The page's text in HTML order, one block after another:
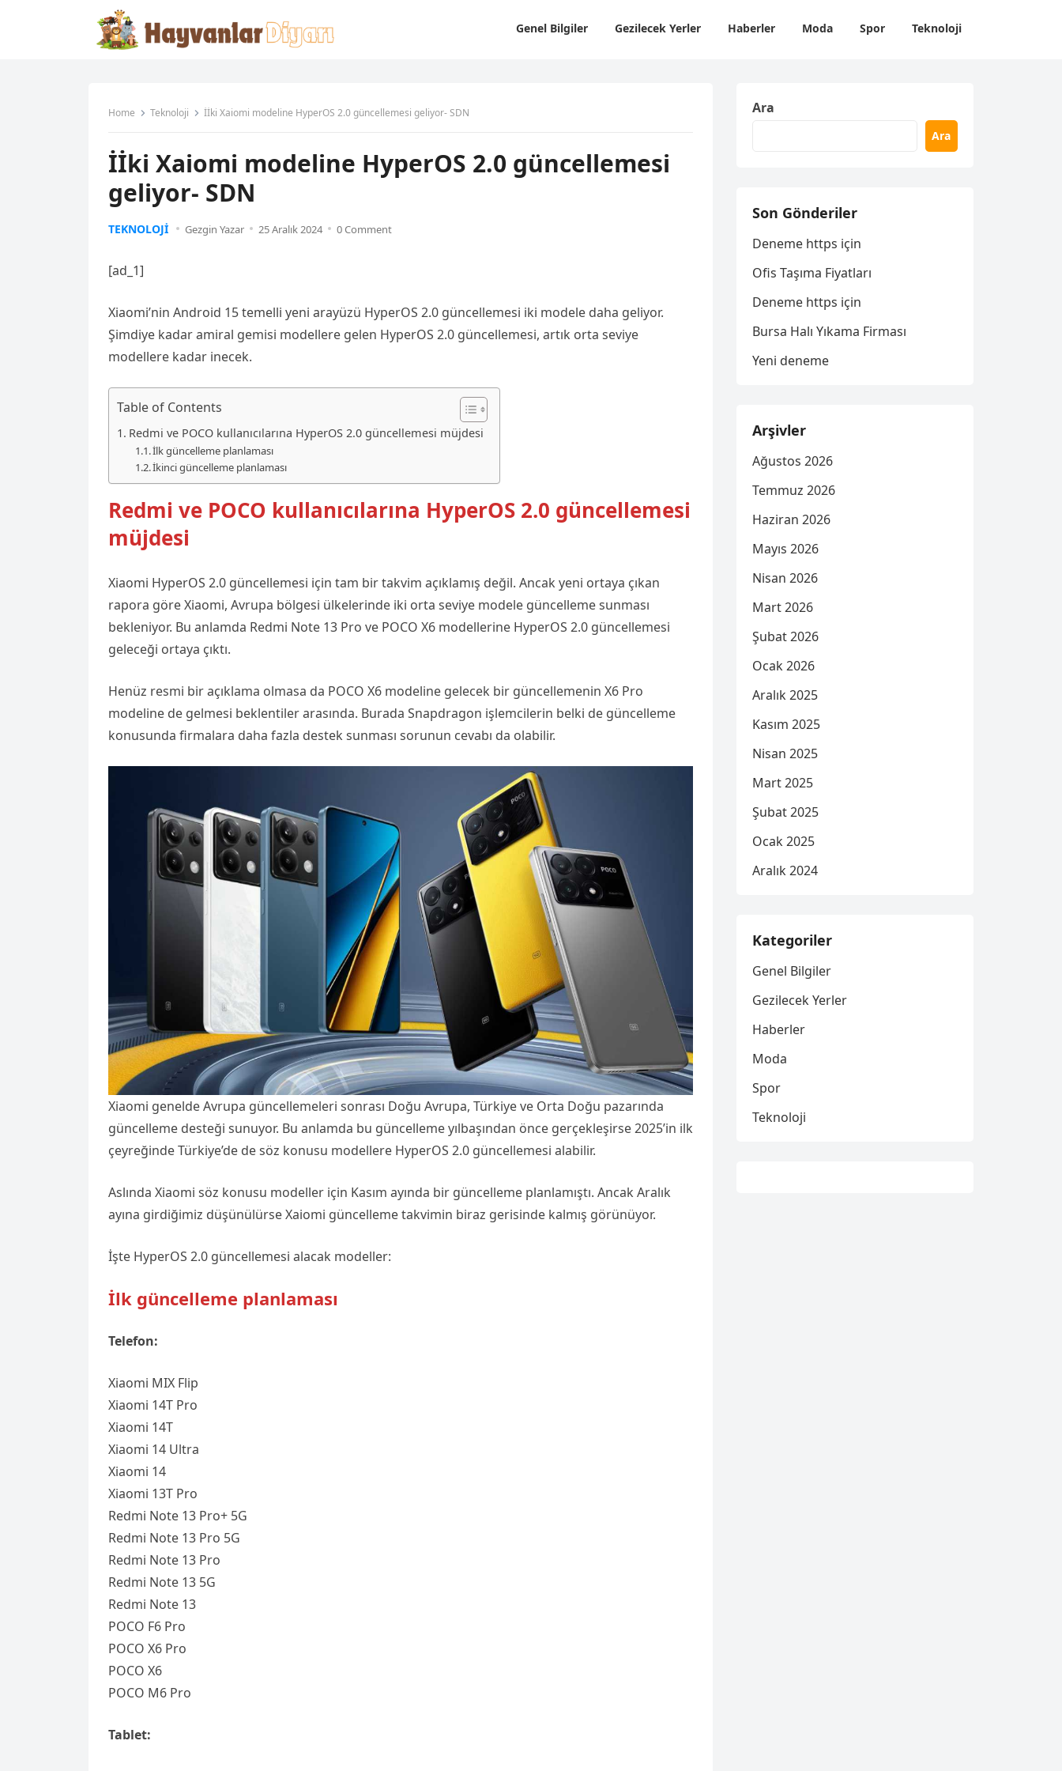
Genel Bilgiler Gezilecek Yerler Haberler Moda Spor Teknoloji
Home Teknoloji İİki Xaiomi modeline HyperOS 2.0 güncellemesi geliyor- SDN
İİki Xaiomi modeline HyperOS 2.0 güncellemesi
geliyor- SDN
TEKNOLOJI Gezgin Yazar 25 Aralık 2024 0 Comment
[ad_1]
Xiaomi’nin Android 15 temelli yeni arayüzü HyperOS 2.0 güncellemesi iki modele daha geliyor.
Şimdiye kadar amiral gemisi modellere gelen HyperOS 2.0 güncellemesi, artık orta seviye
modellere kadar inecek.
Table of Contents
Redmi ve POCO kullanıcılarına HyperOS 2.0 güncellemesi müjdesi
İlk güncelleme planlaması
İkinci güncelleme planlaması
Redmi ve POCO kullanıcılarına HyperOS 2.0 güncellemesi
müjdesi
Xiaomi HyperOS 2.0 güncellemesi için tam bir takvim açıklamış değil. Ancak yeni ortaya çıkan
rapora göre Xiaomi, Avrupa bölgesi ülkelerinde iki orta seviye modele güncelleme sunması
bekleniyor. Bu anlamda Redmi Note 13 Pro ve POCO X6 modellerine HyperOS 2.0 güncellemesi
geleceği ortaya çıktı.
Henüz resmi bir açıklama olmasa da POCO X6 modeline gelecek bir güncellemenin X6 Pro
modeline de gelmesi beklentiler arasında. Burada Snapdragon işlemcilerin belki de güncelleme
konusunda firmalara daha fazla destek sunması sorunun cevabı da olabilir.
Xiaomi genelde Avrupa güncellemeleri sonrası Doğu Avrupa, Türkiye ve Orta Doğu pazarında
güncelleme desteği sunuyor. Bu anlamda bu güncelleme yılbaşından önce gerçekleşirse 2025’in ilk
çeyreğinde Türkiye’de de söz konusu modellere HyperOS 2.0 güncellemesi alabilir.
Aslında Xiaomi söz konusu modeller için Kasım ayında bir güncelleme planlamıştı. Ancak Aralık
ayına girdiğimiz düşünülürse Xaiomi güncelleme takvimin biraz gerisinde kalmış görünüyor.
İşte HyperOS 2.0 güncellemesi alacak modeller:
İlk güncelleme planlaması
Telefon:
Xiaomi MIX Flip
Xiaomi 14T Pro
Xiaomi 14T
Xiaomi 14 Ultra
Xiaomi 14
Xiaomi 13T Pro
Redmi Note 13 Pro+ 5G
Redmi Note 13 Pro 5G
Redmi Note 13 Pro
Redmi Note 13 5G
Redmi Note 13
POCO F6 Pro
POCO X6 Pro
POCO X6
POCO M6 Pro
Tablet:
Ara
Ara
Son Gönderiler
Deneme https için
Ofis Taşıma Fiyatları
Deneme https için
Bursa Halı Yıkama Firması
Yeni deneme
Arşivler
Ağustos 2026
Temmuz 2026
Haziran 2026
Mayıs 2026
Nisan 2026
Mart 2026
Şubat 2026
Ocak 2026
Aralık 2025
Kasım 2025
Nisan 2025
Mart 2025
Şubat 2025
Ocak 2025
Aralık 2024
Kategoriler
Genel Bilgiler
Gezilecek Yerler
Haberler
Moda
Spor
Teknoloji